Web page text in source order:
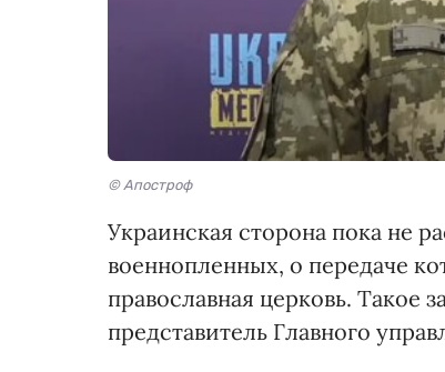
© Апостроф
Украинская сторона пока не
военнопленных, о передаче
православная церковь. Такое
представитель Главного